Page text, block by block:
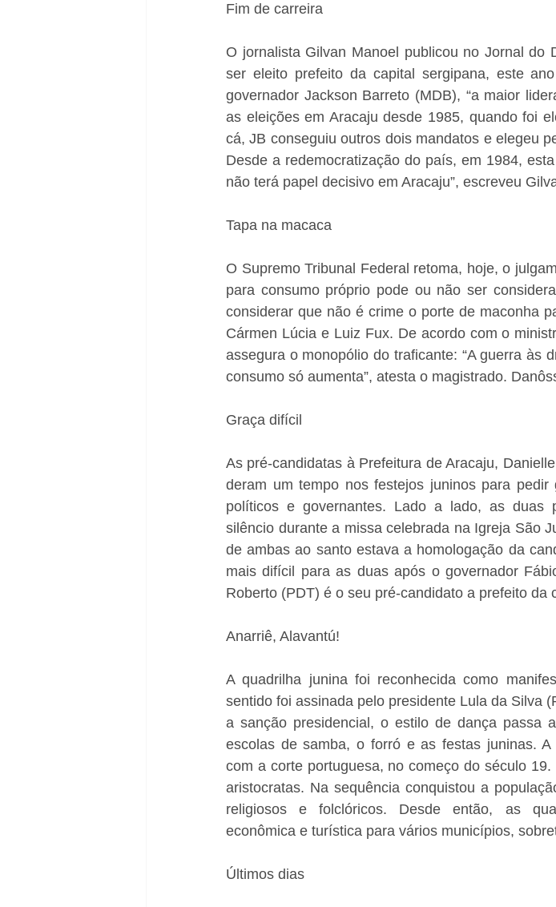
Fim de carreira
O jornalista Gilvan Manoel publicou no Jornal do
ser eleito prefeito da capital sergipana, este
governador Jackson Barreto (MDB), “a maior
as eleições em Aracaju desde 1985, quando foi
cá, JB conseguiu outros dois mandatos e elegeu
Desde a redemocratização do país, em 1984,
não terá papel decisivo em Aracaju”, escreveu
Tapa na macaca
O Supremo Tribunal Federal retoma, hoje, o
para consumo próprio pode ou não ser
considerar que não é crime o porte de maconha
Cármen Lúcia e Luiz Fux. De acordo com o
assegura o monopólio do traficante: “A guerra às
consumo só aumenta”, atesta o magistrado.
Graça difícil
As pré-candidatas à Prefeitura de Aracaju,
deram um tempo nos festejos juninos para
políticos e governantes. Lado a lado, as duas
silêncio durante a missa celebrada na Igreja São
de ambas ao santo estava a homologação da
mais difícil para as duas após o governador
Roberto (PDT) é o seu pré-candidato a prefeito da
Anarriê, Alavantú!
A quadrilha junina foi reconhecida como
sentido foi assinada pelo presidente Lula da Silva
a sanção presidencial, o estilo de dança passa
escolas de samba, o forró e as festas juninas. A
com a corte portuguesa, no começo do século
aristocratas. Na sequência conquistou a
religiosos e folclóricos. Desde então, as
econômica e turística para vários municípios,
Últimos dias